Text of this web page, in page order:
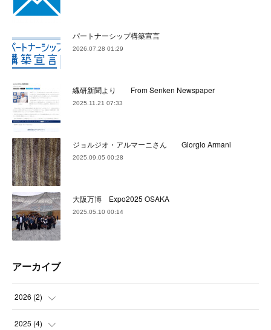
パートナーシップ構築宣言
2026.07.28 01:29
繊研新聞より From Senken Newspaper
2025.11.21 07:33
ジョルジオ・アルマーニさん Giorgio Armani
2025.09.05 00:28
大阪万博 Expo2025 OSAKA
2025.05.10 00:14
アーカイブ
2026 (2)
( )
2025 (4)